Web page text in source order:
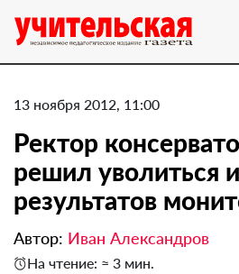
13 ноября 2012, 11:00
Ректор
решил уволиться
результатов
Автор: Иван Александров
На чтение: ≈ 3 мин.